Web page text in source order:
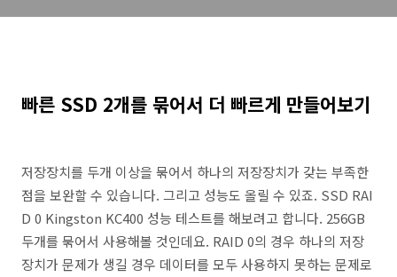
빠른 SSD 2개를 묶어서 더 빠르게 만들어보기
저장장치를 두개 이상을 묶어서 하나의 저장장치가 갖는 부족한
점을 보완할 수 있습니다. 그리고 성능도 올릴 수 있죠. SSD RAI
D 0 Kingston KC400 성능 테스트를 해보려고 합니다. 256GB
두개를 묶어서 사용해볼 것인데요. RAID 0의 경우 하나의 저장
장치가 문제가 생길 경우 데이터를 모두 사용하지 못하는 문제로